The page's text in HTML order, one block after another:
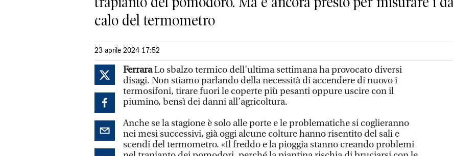
calo del termometro
23 aprile 2024 17:52
FerraraLo sbalzo termico dell’ultima settimana ha provocato diversi
disagi. Non stiamo parlando della necessità di accendere di nuovo i
termosifoni, tirare fuori le coperte più pesanti oppure uscire con il
piumino, bensì dei danni all’agricoltura.
Anche se la stagione è solo alle porte e le problematiche si coglieranno
nei mesi successivi, già oggi alcune colture hanno risentito del sali e
scendi del termometro. «Il freddo e la pioggia stanno creando problemi